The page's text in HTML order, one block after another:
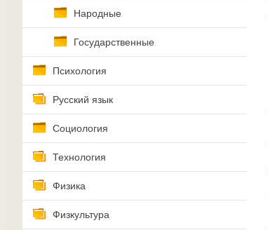
Народные
Государственные
Психология
Русский язык
Социология
Технология
Физика
Физкультура